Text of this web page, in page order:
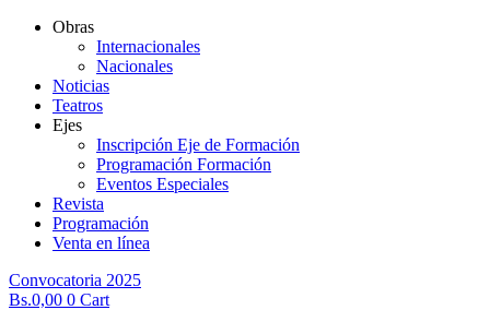
Obras
Internacionales
Nacionales
Noticias
Teatros
Ejes
Inscripción Eje de Formación
Programación Formación
Eventos Especiales
Revista
Programación
Venta en línea
Convocatoria 2025
Bs.0,00 0 Cart